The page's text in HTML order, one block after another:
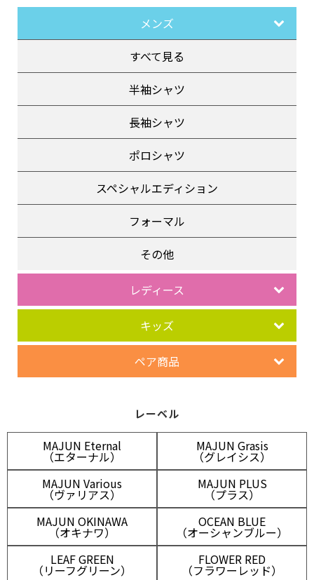
メンズ
すべて見る
半袖シャツ
長袖シャツ
ポロシャツ
スペシャルエディション
フォーマル
その他
レディース
キッズ
ペア商品
レーベル
MAJUN Eternal
（エターナル）
MAJUN Grasis
（グレイシス）
MAJUN Various
（ヴァリアス）
MAJUN PLUS
（プラス）
MAJUN OKINAWA
（オキナワ）
OCEAN BLUE
（オーシャンブルー）
LEAF GREEN
（リーフグリーン）
FLOWER RED
（フラワーレッド）